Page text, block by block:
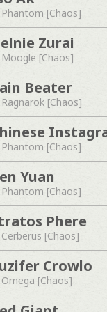
Phantom [Chaos]
Zurai
Moogle [Chaos]
Beater
Ragnarok [Chaos]
Phantom [Chaos]
Yuan
Phantom [Chaos]
Phere
Cerberus [Chaos]
Crowlo
Omega [Chaos]